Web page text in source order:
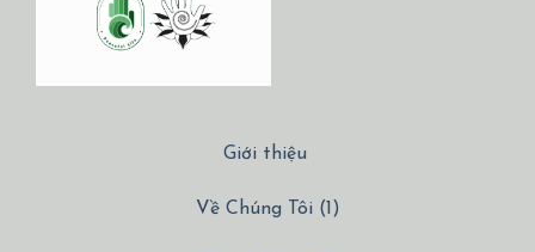
Giới thiệu
Về Chúng Tôi (1)